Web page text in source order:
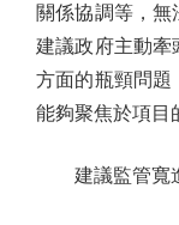
關係協調等，無
建議政府主動牽
方面的瓶頸問題
能夠聚焦於項目
建議監管寬進